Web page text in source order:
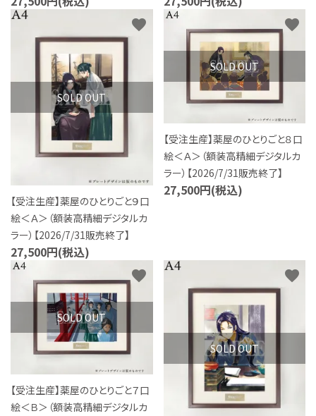
SOLD OUT
【受注生産】薬屋のひとりごと９口
絵＜Ａ＞（額装高精細デジタルカ
ラー）【2026/7/31販売終了】
27,500円(税込)
favorite
SOLD OUT
【受注生産】薬屋のひとりごと８口
絵＜Ａ＞（額装高精細デジタルカ
ラー）【2026/7/31販売終了】
27,500円(税込)
favorite
SOLD OUT
【受注生産】薬屋のひとりごと７口
絵＜Ｂ＞（額装高精細デジタルカ
favorite
SOLD OUT
favorite